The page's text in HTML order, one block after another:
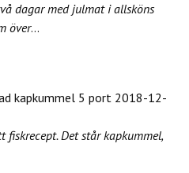
dagar med julmat i allsköns
över...
kapkummel 5 port 2018-12-
fiskrecept. Det står kapkummel,